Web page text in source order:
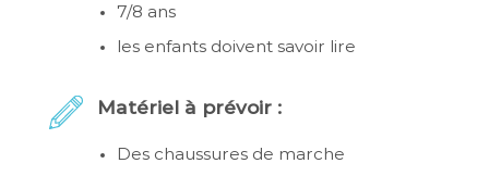
7/8 ans
les enfants doivent savoir lire
Matériel à prévoir :
Des chaussures de marche